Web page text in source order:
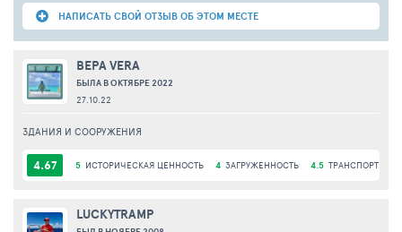
НАПИСАТЬ СВОЙ ОТЗЫВ ОБ ЭТОМ МЕСТЕ
ВЕРА VERA
БЫЛА В ОКТЯБРЕ 2022
27.10.22
ЗДАНИЯ И СООРУЖЕНИЯ
4.67 5 ИСТОРИЧЕСКАЯ ЦЕННОСТЬ 4 ЗАГРУЖЕННОСТЬ 4.5 ТРАНСПОРТНАЯ
LUCKYTRAMP